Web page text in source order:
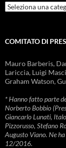
Rubriche
COMITATO DI
Mauro Barberis,
Lariccia, Luigi
Graham Watson,
* Hanno fatto parte
Norberto Bobbio
Giancarlo Lunati,
Pizzorusso, Stefano
Augusto Viano. Ne
12/2016.